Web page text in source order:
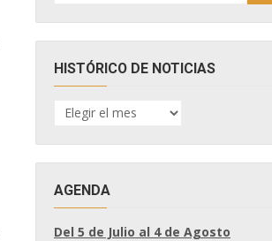
HISTÓRICO DE NOTICIAS
HISTÓRICO
DE
AGENDA
Del 5 de Julio al 4 de Agosto